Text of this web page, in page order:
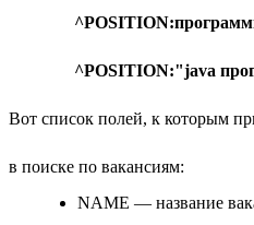
^POSITION:"java
Вот список полей, к которым
в поиске по вакансиям:
NAME — название